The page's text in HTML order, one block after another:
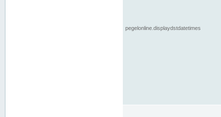
pegelonline.displaydstdatetimes